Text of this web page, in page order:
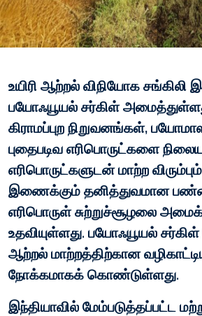
உயிரி ஆற்றல் விநியோக
பயோஃயூயல் சர்கிள்
கிராமப்புற நிறுவனங்கள்,
புதைபடிவ எரிபொருட்களை
எரிபொருட்களுடன் மாற்ற
இணைக்கும் தனித்துவமான
எரிபொருள் சுற்றுச்சூழலை
உதவியுள்ளது. பயோஃயூயல்
ஆற்றல் மாற்றத்திற்கான
நோக்கமாகக் கொண்டுள்ளது.
இந்தியாவில் மேம்படுத்தப்பட்ட